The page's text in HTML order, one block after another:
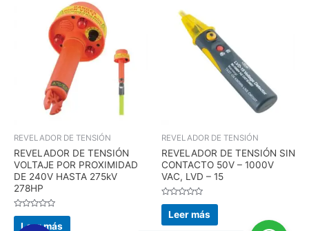
REVELADOR DE TENSIÓN
REVELADOR DE TENSIÓN
VOLTAJE POR PROXIMIDAD
DE 240V HASTA 275kV
278HP
Valorado
enLeer más
REVELADOR DE TENSIÓN
REVELADOR DE TENSIÓN SIN
CONTACTO 50V – 1000V
VAC, LVD – 15
Valorado
en
de
Leer más